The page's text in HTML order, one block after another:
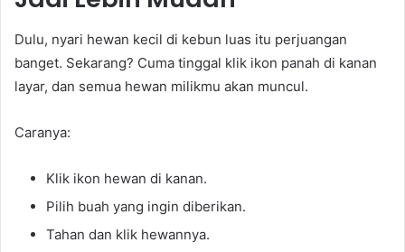
Dulu, nyari hewan kecil di kebun luas itu perjuangan
banget. Sekarang? Cuma tinggal klik ikon panah di kanan
layar, dan semua hewan milikmu akan muncul.
Caranya:
Klik ikon hewan di kanan.
Pilih buah yang ingin diberikan.
Tahan dan klik hewannya.